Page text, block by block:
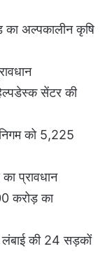
का अल्पकालीन कृषि
सेंटर की
को 5,225
प्रावधान
करोड़ का
लंबाई की 24 सड़कों